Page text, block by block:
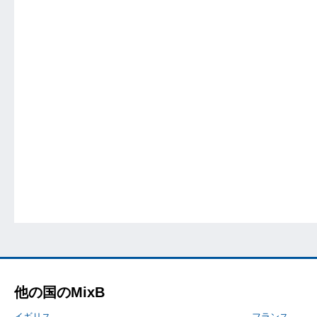
他の国のMixB